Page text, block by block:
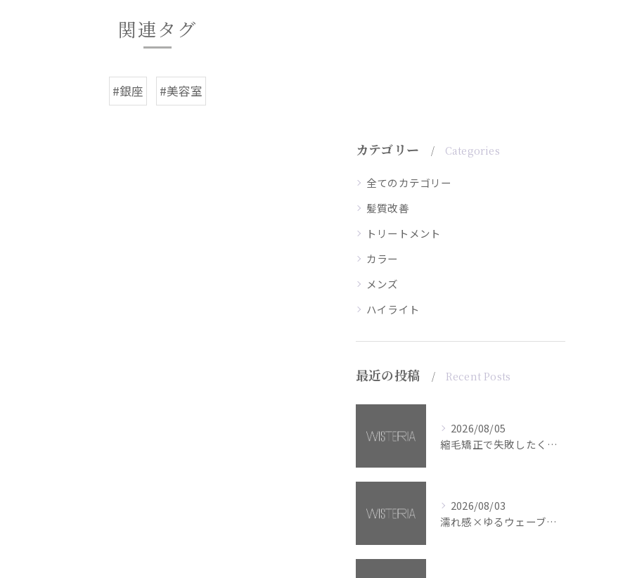
関連タグ
#銀座 #美容室
カテゴリー Categories
全てのカテゴリー
髪質改善
トリートメント
カラー
メンズ
ハイライト
最近の投稿 Recent Posts
2026/08/05
縮毛矯正で失敗したくない方へ【銀座・美容室WISTERIA】
2026/08/03
濡れ感×ゆるウェーブミディアム【銀座・美容室WISTERIA】